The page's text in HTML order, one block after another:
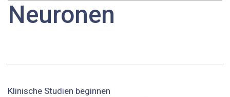
Neuronen
Klinische Studien beginnen